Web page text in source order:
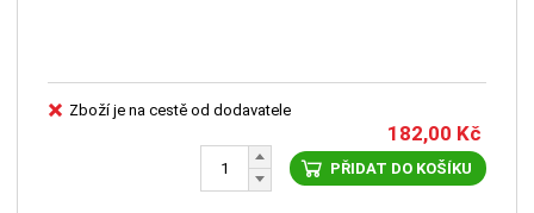
Zboží je na cestě od dodavatele
182,00 Kč
PŘIDAT DO KOŠÍKU